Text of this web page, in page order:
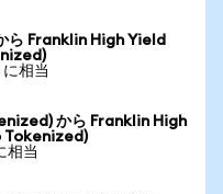
Franklin High Yield
相当
から Franklin High
Tokenized)
相当